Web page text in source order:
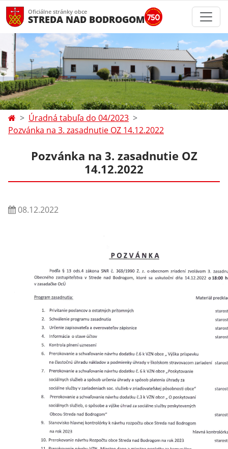
Oficiálne stránky obce
STREDA NAD BODROGOM
Úradná tabuľa do 04/2023
Pozvánka na 3. zasadnutie OZ 14.12.2022
Pozvánka na 3. zasadnutie OZ
14.12.2022
08.12.2022